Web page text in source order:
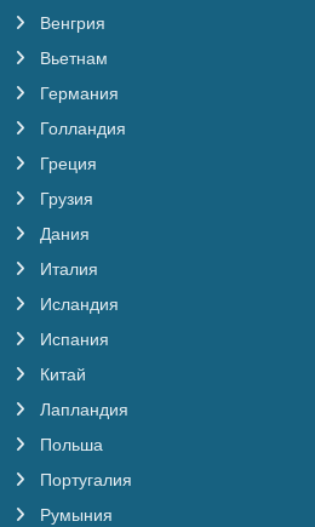
Венгрия
Вьетнам
Германия
Голландия
Греция
Грузия
Дания
Италия
Исландия
Испания
Китай
Лапландия
Польша
Португалия
Румыния